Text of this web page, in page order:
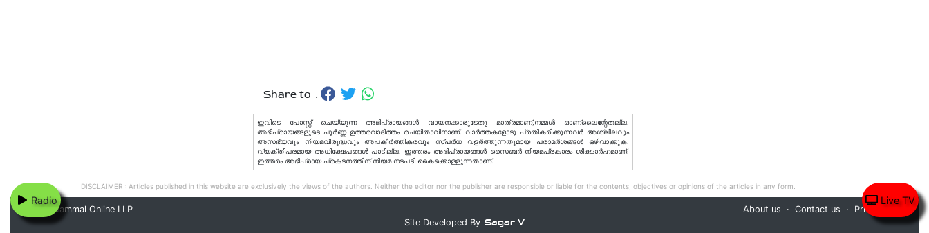
Radio Live TV
Share to :
ഇവിടെ പോസ്റ്റ് ചെയ്യുന്ന അഭിപ്രായങ്ങള്‍ വായനക്കാരുടേതു മാത്രമാണ്,നമ്മൾ ഓണ്ലൈന്റേതല്ല.
അഭിപ്രായങ്ങളുടെ പൂർണ്ണ ഉത്തരവാദിത്തം രചയിതാവിനാണ്. വാര്‍ത്തകളോടു പ്രതികരിക്കുന്നവര്‍ അശ്ലീലവും
അസഭ്യവും നിയമവിരുദ്ധവും അപകീര്‍ത്തികരവും സ്പര്‍ധ വളര്‍ത്തുന്നതുമായ പരാമര്‍ശങ്ങള്‍ ഒഴിവാക്കുക.
വ്യക്തിപരമായ അധിക്ഷേപങ്ങള്‍ പാടില്ല. ഇത്തരം അഭിപ്രായങ്ങള്‍ സൈബര്‍ നിയമപ്രകാരം ശിക്ഷാര്‍ഹമാണ്.
ഇത്തരം അഭിപ്രായ പ്രകടനത്തിന് നിയമ നടപടി കൈക്കൊള്ളുന്നതാണ്.
DISCLAIMER : Articles published in this website are exclusively the views of the authors. Neither the editor nor the publisher are responsible or liable for the contents, objectives or opinions of the articles in any form.
© 2020 Nammal Online LLP About us Contact us
Privacy Policy
Site Developed By Sagar V